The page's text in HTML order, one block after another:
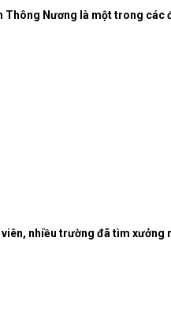
Nương là một trong các
nhiều trường đã tìm